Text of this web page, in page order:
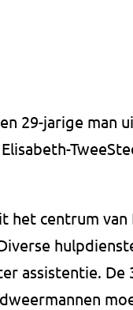
29-jarige man
het centrum
assistentie.